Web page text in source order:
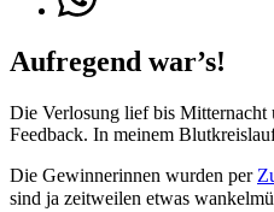
Aufregend war’s!
Die Verlosung lief bis Mitternacht
Feedback. In meinem
Die Gewinnerinnen wurden per
sind ja zeitweilen etwas